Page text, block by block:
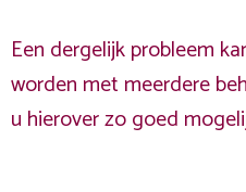
Een dergelijk probleem
worden met meerdere
u hierover zo goed